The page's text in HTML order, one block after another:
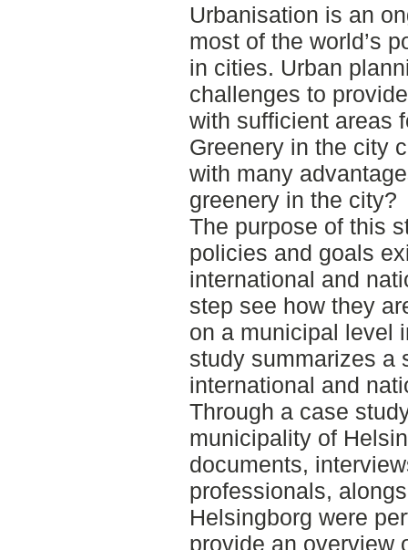
Urbanisation is an
most of the world’s
in cities. Urban
challenges to
with sufficient areas
Greenery in the city
with many
greenery in the city?
The purpose of this
policies and goals
international and
step see how they
on a municipal level
study summarizes a
international and
Through a case
municipality of
documents,
professionals,
Helsingborg were
provide an overview